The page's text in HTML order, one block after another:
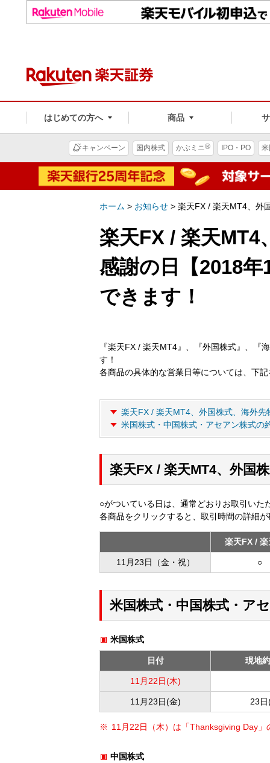
はじめての方へ 商品
キャンペーン 国内株式 かぶミニ® IPO・PO
ホーム > お知らせ > 楽天FX / 楽天MT4、外
楽天FX / 楽天MT4
感謝の日【2018
できます！
『楽天FX / 楽天MT4』、『外国株式』、『
す！
各商品の具体的な営業日等については、下
楽天FX / 楽天MT4、外国株式、海外先
米国株式・中国株式・アセアン株式の
楽天FX / 楽天MT4、外国
○がついている日は、通常どおりお取引いた
各商品をクリックすると、取引時間の詳細
楽天FX /
11月23日（金・祝） ○
米国株式・中国株式・ア
米国株式
日付 現地
11月22日(木)
11月23日(金) 23
※ 11月22日（木）は「Thanksgiving Day」
中国株式